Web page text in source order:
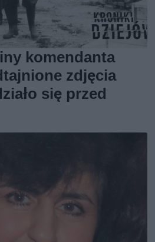
komendanta
zdjęcia
się przed